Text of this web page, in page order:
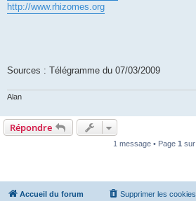
http://www.rhizomes.org
Sources : Télégramme du 07/03/2009
Alan
Répondre
1 message • Page 1 sur
Accueil du forum Supprimer les cookies